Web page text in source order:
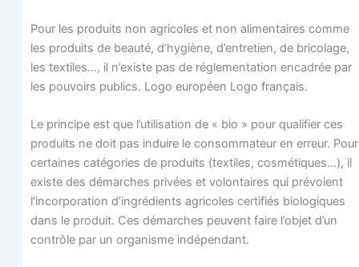
Pour les pro­duits non agri­coles et non ali­men­taires comme
les pro­duits de beau­té, d’hygiène, d’entretien, de bri­co­lage,
les tex­tiles…, il n’existe pas de régle­men­ta­tion enca­drée par
les pou­voirs publics. Logo euro­péen Logo français.
Le prin­cipe est que l’utilisation de « bio » pour qua­li­fier ces
pro­duits ne doit pas induire le consom­ma­teur en erreur. Pour
cer­taines caté­go­ries de pro­duits (tex­tiles, cos­mé­tiques…), il
existe des démarches pri­vées et volon­taires qui pré­voient
l’incorporation d’ingrédients agri­coles cer­ti­fiés bio­lo­giques
dans le pro­duit. Ces démarches peuvent faire l’objet d’un
contrôle par un orga­nisme indépendant.